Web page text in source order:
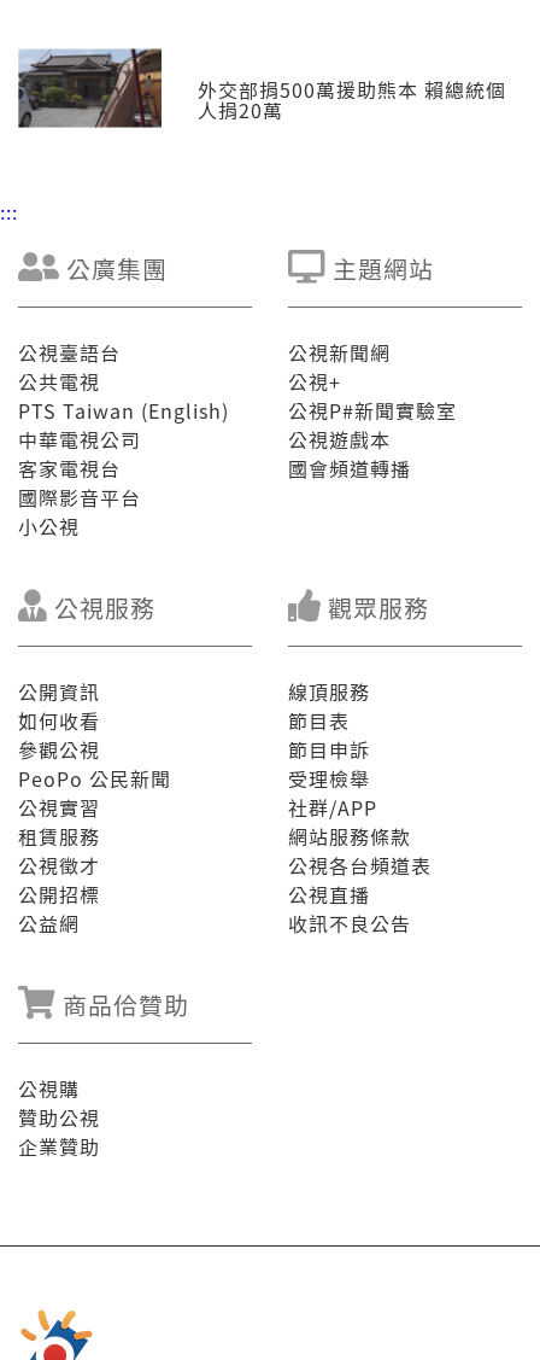
外交部捐500萬援助熊本 賴總統個
人捐20萬
:::
公廣集團
公視臺語台
公共電視
PTS Taiwan (English)
中華電視公司
客家電視台
國際影音平台
小公視
主題網站
公視新聞網
公視+
公視P#新聞實驗室
公視遊戲本
國會頻道轉播
公視服務
公開資訊
如何收看
參觀公視
PeoPo 公民新聞
公視實習
租賃服務
公視徵才
公開招標
公益網
觀眾服務
線頂服務
節目表
節目申訴
受理檢舉
社群/APP
網站服務條款
公視各台頻道表
公視直播
收訊不良公告
商品佮贊助
公視購
贊助公視
企業贊助